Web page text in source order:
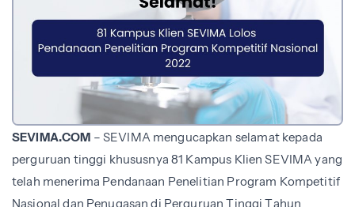
SEVIMA.COM – SEVIMA mengucapkan selamat kepada
perguruan tinggi khususnya 81 Kampus Klien SEVIMA yang
telah menerima Pendanaan Penelitian Program Kompetitif
Nasional dan Penugasan di Perguruan Tinggi Tahun